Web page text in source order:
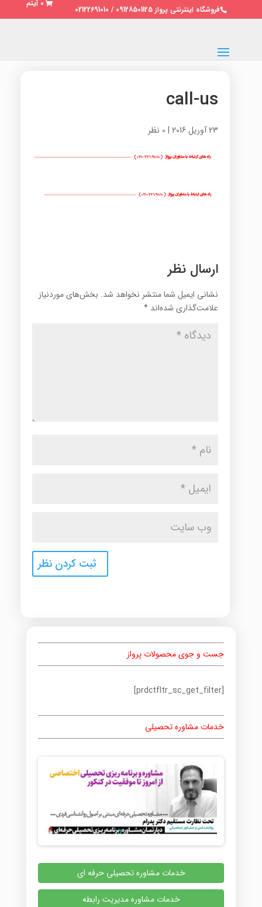
فروشگاه اینترنتی پرواز 09128501125 / 02122691010
0 آیتم
call-us
23 آوریل 2016 | 0 نظر
ارسال نظر
نشانی ایمیل شما منتشر نخواهد شد. بخش‌های موردنیاز
علامت‌گذاری شده‌اند *
جست و جوی محصولات پرواز
[prdctfltr_sc_get_filter]
خدمات مشاوره تحصیلی
خدمات مشاوره تحصیلی حرفه ای
خدمات مشاوره مدیریت رابطه